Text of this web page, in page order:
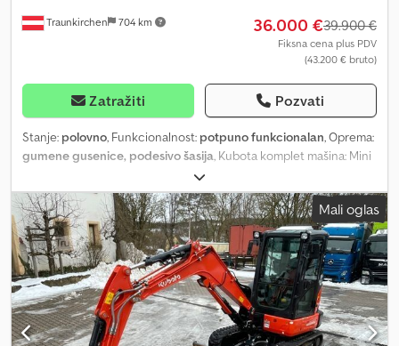
Traunkirchen 704 km 36.000 €39.900 €
Fiksna cena plus PDV
(43.200 € bruto)
Zatražiti Pozvati
Stanje: polovno, Funkcionalnost: potpuno funkcionalan, Oprema:
gumene gusenice, podesivo šasija , Kubota komplet mašina: Mini
bager U17-3a, U10-3 i guseničar KC70 – Odličan stanje! Opis Na
prodaju je savršeno usklađen paket mašina brenda Kubota,
idealan za pejzažnu arhitekturu, baštovanstvo ili privatne
građevinske projekte. Sve mašine su u tehnički ispravnom i veoma
očuvanom stanju sa malim brojem radnih sati. 1. Kubota mini bager
U17-3a (kratki zadnji kraj) · Godina proizvodnje: 2021. · Radni sati:
oko 360 h · Težina: oko 1.800 kg · Istaknuto: podesivo šasijsko
postolje (990 – 1.240 mm), snažan trocilindarski dizel motor, kratki
zadnji kraj pogodan za rad u skučenim prostorima. · Oprema: -
Powertilt sa brzim izmenjivačem - Kofe za nivelisanje
Mali oglas